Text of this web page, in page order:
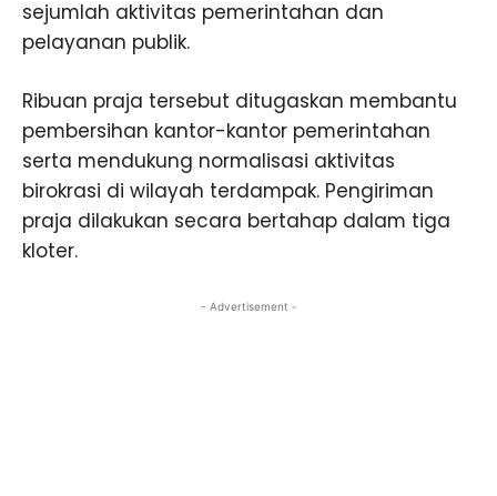
sejumlah aktivitas pemerintahan dan
pelayanan publik.
Ribuan praja tersebut ditugaskan membantu
pembersihan kantor-kantor pemerintahan
serta mendukung normalisasi aktivitas
birokrasi di wilayah terdampak. Pengiriman
praja dilakukan secara bertahap dalam tiga
kloter.
- Advertisement -